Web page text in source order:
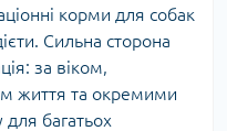
корми для собак
Сильна сторона
за віком,
життя та окремими
багатьох